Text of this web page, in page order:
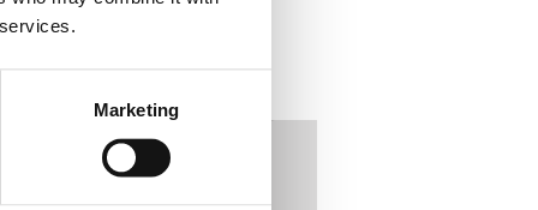
Marketing
ISON Ιωαννίνων
Λεωφόρος Δωδώνης 11